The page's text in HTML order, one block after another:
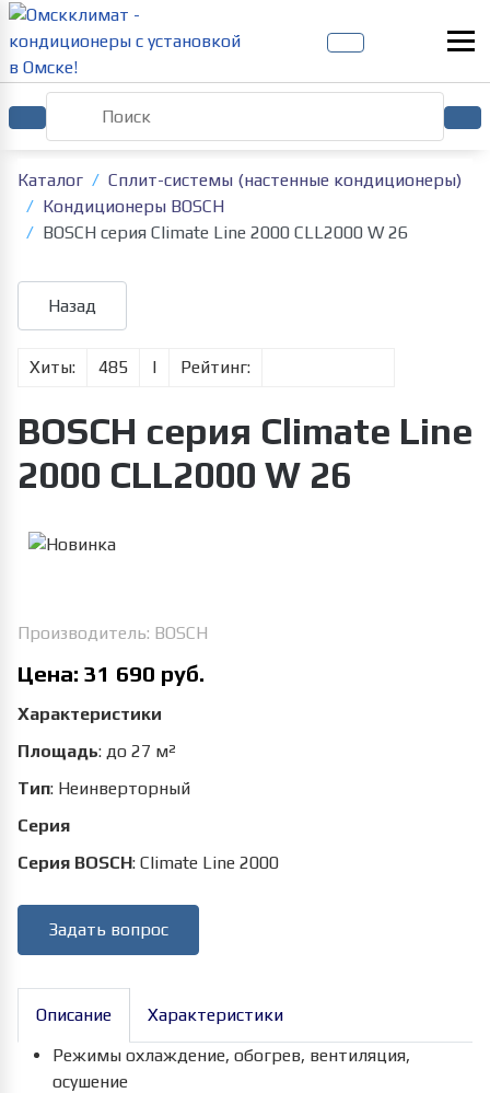
Каталог
Сплит-системы (настенные кондиционеры)
Кондиционеры BOSCH
BOSCH серия Climate Line 2000 CLL2000 W 26
Хиты: 485 | Рейтинг:
BOSCH серия Climate Line
2000 CLL2000 W 26
Производитель: BOSCH
Цена: 31 690 руб.
Характеристики
Площадь: до 27 м²
Тип: Неинверторный
Серия
Серия BOSCH: Climate Line 2000
Задать вопрос
Описание
Характеристики
Режимы охлаждение, обогрев, вентиляция,
осушение